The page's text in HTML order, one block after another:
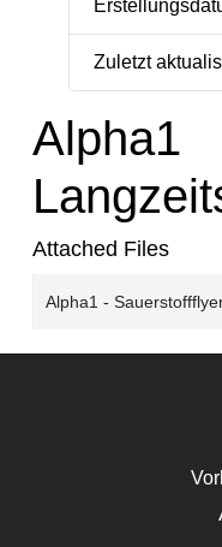
Zuletzt
Alpha1
Attached Files
Alpha1 -